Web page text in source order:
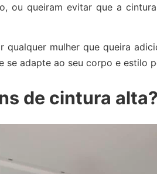
ou queiram evitar que a
qualquer mulher que queira
se adapte ao seu corpo e estilo
de cintura alta?